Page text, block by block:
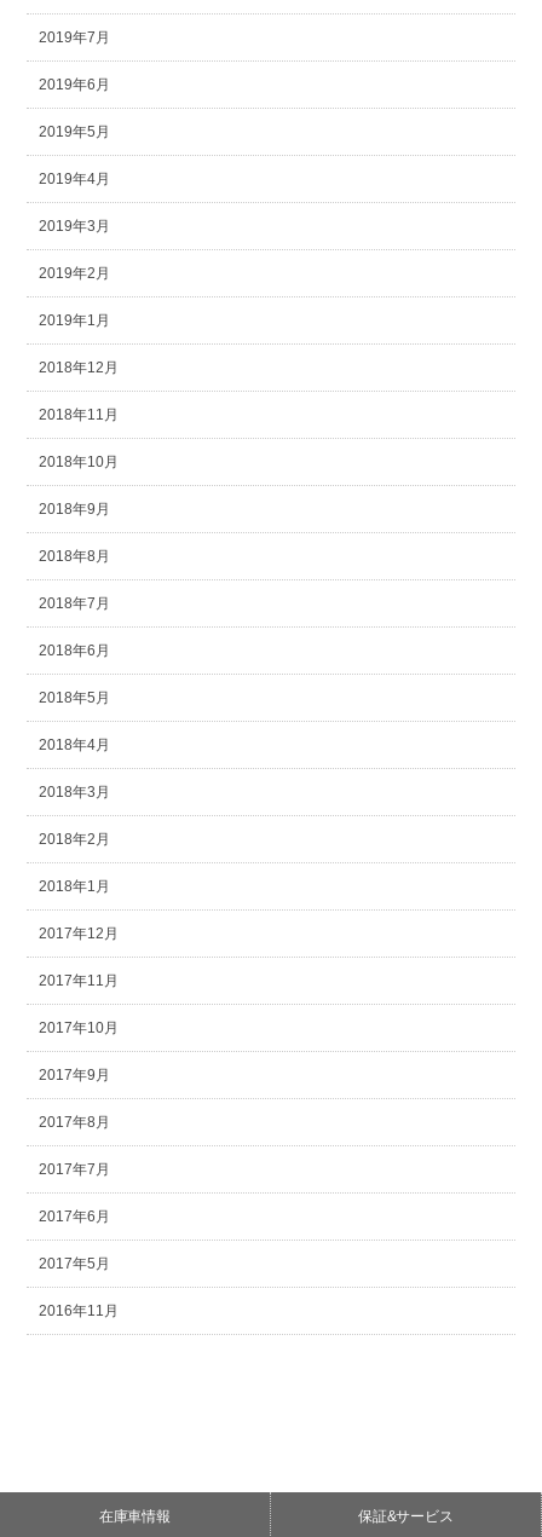
2019年7月
2019年6月
2019年5月
2019年4月
2019年3月
2019年2月
2019年1月
2018年12月
2018年11月
2018年10月
2018年9月
2018年8月
2018年7月
2018年6月
2018年5月
2018年4月
2018年3月
2018年2月
2018年1月
2017年12月
2017年11月
2017年10月
2017年9月
2017年8月
2017年7月
2017年6月
2017年5月
2016年11月
在庫車情報 保証&サービス